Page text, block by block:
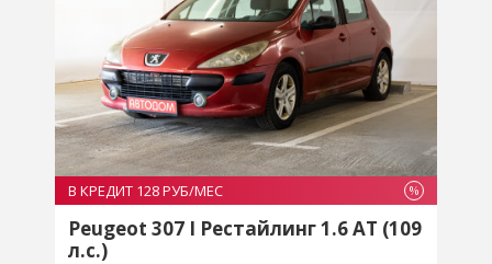
В КРЕДИТ 128 РУБ/МЕС %
Peugeot 307 I Рестайлинг 1.6 AT (109
л.с.)